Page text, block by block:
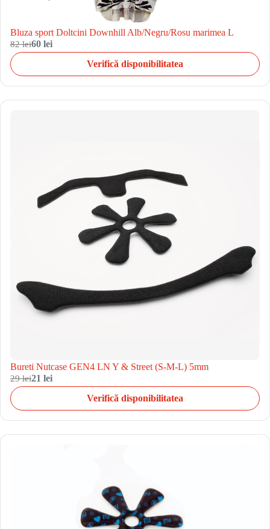
Bluza sport Doltcini Downhill Alb/Negru/Rosu marimea L
82 lei60 lei
Verifică disponibilitatea
Bureti Nutcase GEN4 LN Y & Street (S-M-L) 5mm
29 lei21 lei
Verifică disponibilitatea